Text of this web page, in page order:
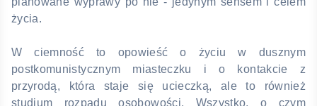
życia.
W ciemność to opowieść o życiu w dusznym
postkomunistycznym miasteczku i o kontakcie z
przyrodą, która staje się ucieczką, ale to również
studium rozpadu osobowości. Wszystko, o czym